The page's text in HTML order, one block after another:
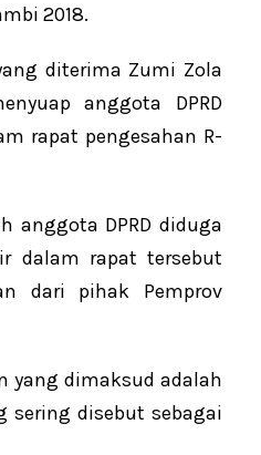
2018.
diterima Zumi Zola
anggota DPRD
rapat pengesahan R-
anggota DPRD diduga
dalam rapat tersebut
dari pihak Pemprov
yang dimaksud adalah
sering disebut sebagai